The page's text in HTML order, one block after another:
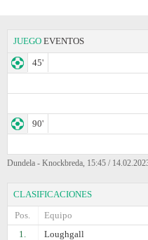
JUEGO EVENTOS
45'
90'
Dundela - Knockbreda, 15:45 /
CLASIFICACIONES
Pos.
Equipo
1.
Loughgall